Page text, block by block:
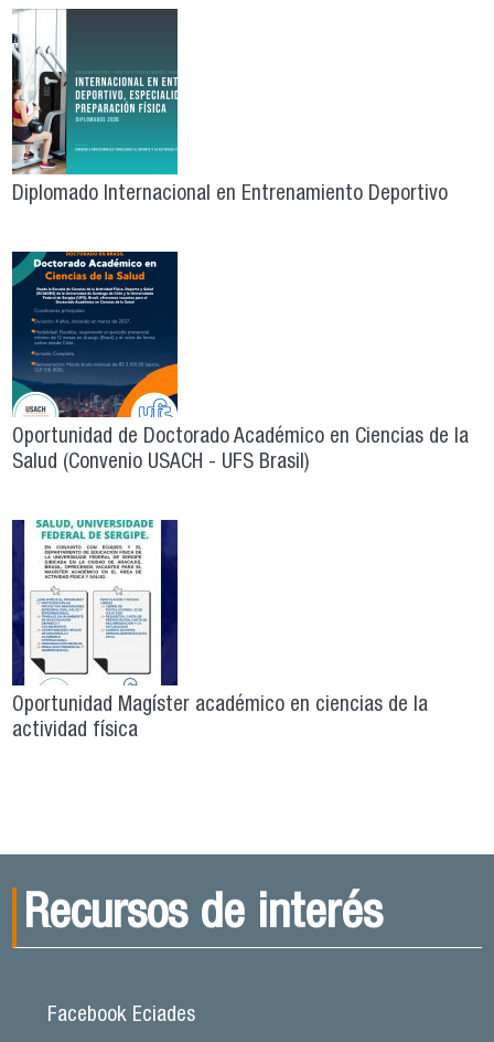
Diplomado Internacional en Entrenamiento Deportivo
Oportunidad de Doctorado Académico en Ciencias de la
Salud (Convenio USACH - UFS Brasil)
Oportunidad Magíster académico en ciencias de la
actividad física
Recursos de interés
Facebook Eciades